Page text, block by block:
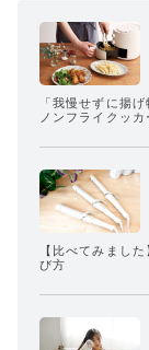
「我慢せずに揚
ノンフライクッ
【比べてみまし
び方